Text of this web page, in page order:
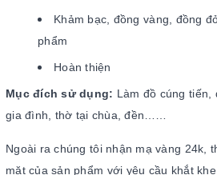
Khảm bạc, đồng vàng, đồng
phẩm
Hoàn thiện
Mục đích sử dụng: Làm đồ cúng
gia đình, thờ tại chùa, đền……
Ngoài ra chúng tôi nhận mạ vàng 24k,
mặt của sản phẩm với yêu cầu khắt